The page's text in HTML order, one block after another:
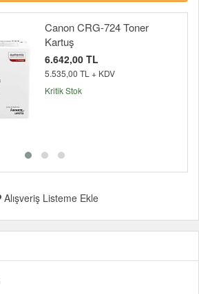
Canon CRG-724 Toner
Kartuş
6.642,00 TL
5.535,00 TL + KDV
Kritik Stok
Alışveriş Listeme Ekle